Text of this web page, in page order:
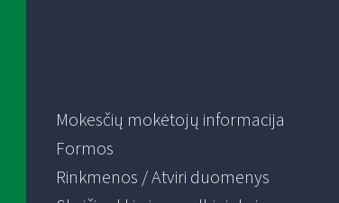
Mokesčių mokėtojų informacija
Formos
Rinkmenos / Atviri duomenys